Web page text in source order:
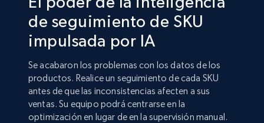
de seguimiento de SKU
impulsada por IA
Se acabaron los problemas con los datos de los
productos. Realice un seguimiento de cada SKU
antes de que las inconsistencias afecten a sus
ventas. Su equipo podrá centrarse en la
optimización en lugar de en la supervisión manual.